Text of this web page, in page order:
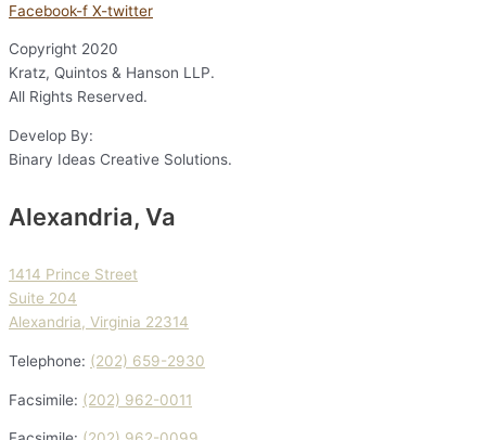
Facebook-f X-twitter
Copyright 2020
Kratz, Quintos & Hanson LLP.
All Rights Reserved.
Develop By:
Binary Ideas Creative Solutions.
Alexandria, Va
1414 Prince Street
Suite 204
Alexandria, Virginia 22314
Telephone: (202) 659-2930
Facsimile: (202) 962-0011